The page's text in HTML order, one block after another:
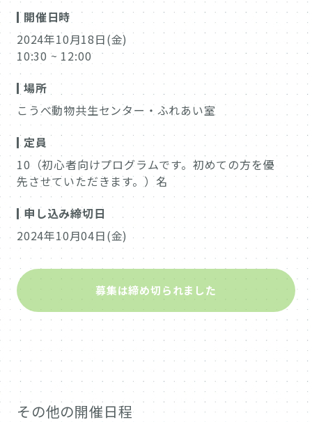
開催日時
2024年10月18日(金)
10:30 ~ 12:00
場所
こうべ動物共生センター・ふれあい室
定員
10（初心者向けプログラムです。初めての方を優
先させていただきます。）名
申し込み締切日
2024年10月04日(金)
募集は締め切られました
その他の開催日程